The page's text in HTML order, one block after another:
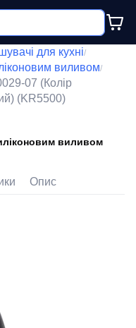
для кухні/
виливом/
07 (Колір
(KR5500)
виливом
Опис